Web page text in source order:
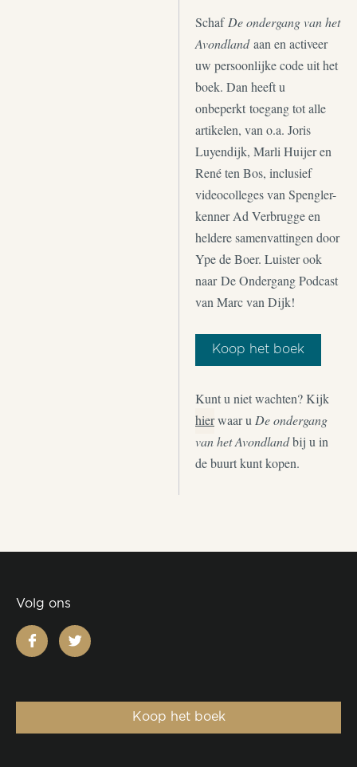
Schaf De ondergang van het
Avondlandaan en activeer
uw persoonlijke code uit het
boek. Dan heeft u
onbeperkt toegang tot alle
artikelen, van o.a. Joris
Luyendijk, Marli Huijer en
René ten Bos, inclusief
videocolleges van Spengler-
kenner Ad Verbrugge en
heldere samenvattingen door
Ype de Boer. Luister ook
naar De Ondergang Podcast
van Marc van Dijk!
Koop het boek
Kunt u niet wachten? Kijk
hierwaar u De ondergang
van het Avondlandbij u in
de buurt kunt kopen.
Volg ons
facebooktwitter
Koop het boek